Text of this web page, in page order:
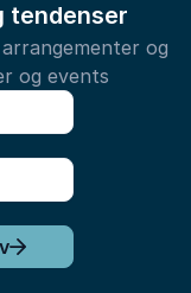
tendenser
og
og events